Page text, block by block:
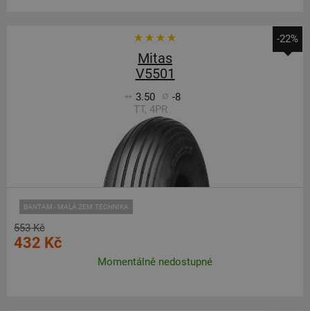
-22%
Mitas
V5501
3.50
-8
TT, 4PR
BANTAM - MALÁ ZEM.TECHNIKA
553 Kč
432 Kč
Momentálně nedostupné